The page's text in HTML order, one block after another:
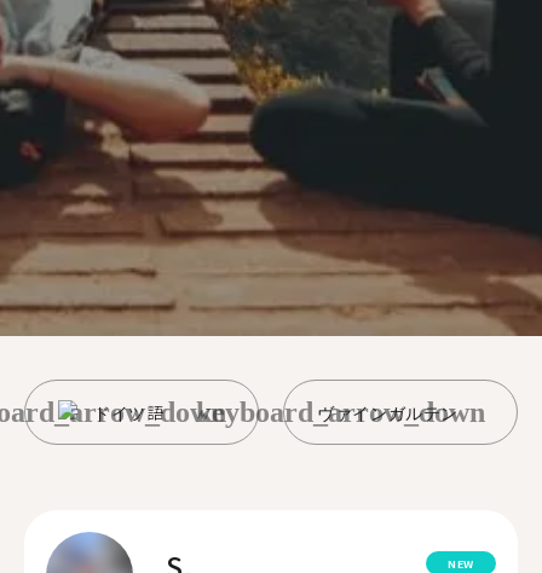
ドイツ語 ヴァインガルテン
keyboard_arrow_down
NEW